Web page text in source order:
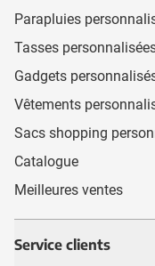
Parapluies
Tasses
Gadgets
Vêtements
Sacs shopping
Catalogue
Meilleures ventes
Service clients